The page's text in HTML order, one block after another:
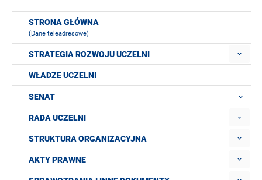
STRONA GŁÓWNA
(Dane teleadresowe)
STRATEGIA ROZWOJU UCZELNI
WŁADZE UCZELNI
SENAT
RADA UCZELNI
STRUKTURA ORGANIZACYJNA
AKTY PRAWNE